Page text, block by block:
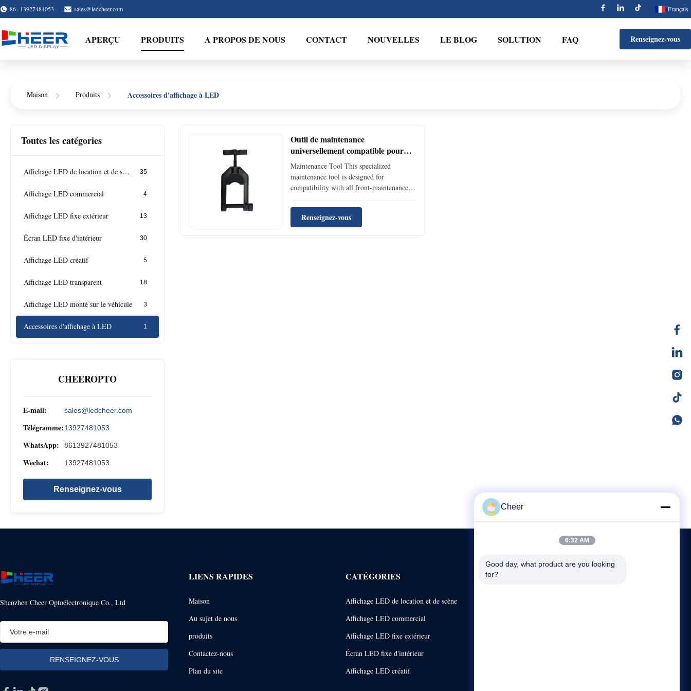
86--13927481053 sales@ledcheer.com Français
APERÇU PRODUITS A PROPOS DE NOUS CONTACT NOUVELLES LE BLOG SOLUTION FAQ Renseignez-vous
Maison Produits Accessoires d'affichage à LED
Toutes les catégories
Affichage LED de location et de scène 35
Affichage LED commercial 4
Affichage LED fixe extérieur 13
Écran LED fixe d'intérieur 30
Affichage LED créatif 5
Affichage LED transparent 18
Affichage LED monté sur le véhicule 3
Accessoires d'affichage à LED 1
CHEEROPTO
E-mail: sales@ledcheer.com
Télégramme:13927481053
WhatsApp: 8613927481053
Wechat: 13927481053
Renseignez-vous
Outil de maintenance
universellement compatible pour
accessoires d'écran LED à
maintenance frontale
Maintenance Tool This specialized
maintenance tool is designed for
compatibility with all front-maintenance
service capabilities for industrial
equipment maintenance. Universal
compatibility with front-maintenance
Renseignez-vous
Shenzhen Cheer Optoélectronique Co., Ltd
LIENS RAPIDES
Maison
Au sujet de nous
produits
Contactez-nous
Plan du site
CATÉGORIES
Affichage LED de location et de scène
Affichage LED commercial
Affichage LED fixe extérieur
Écran LED fixe d'intérieur
Affichage LED créatif
Cheer
6:32 AM
Good day, what product are you looking
for?